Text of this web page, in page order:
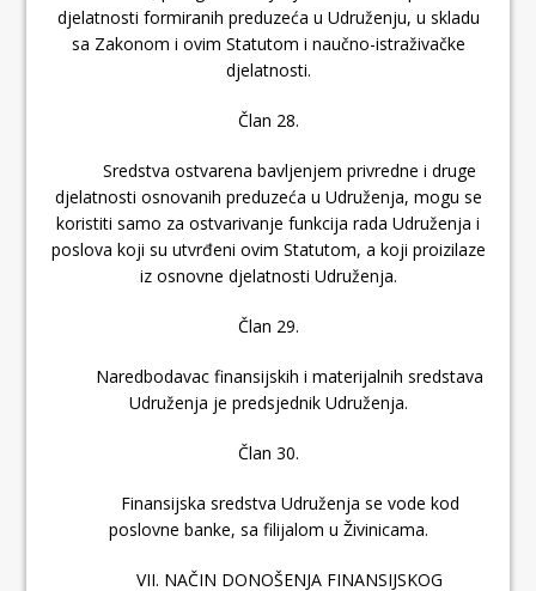
djelatnosti formiranih preduzeća u Udruženju, u skladu
sa Zakonom i ovim Statutom i naučno-istraživačke
djelatnosti.
Član 28.
Sredstva ostvarena bavljenjem privredne i druge
djelatnosti osnovanih preduzeća u Udruženja, mogu se
koristiti samo za ostvarivanje funkcija rada Udruženja i
poslova koji su utvrđeni ovim Statutom, a koji proizilaze
iz osnovne djelatnosti Udruženja.
Član 29.
Naredbodavac finansijskih i materijalnih sredstava
Udruženja je predsjednik Udruženja.
Član 30.
Finansijska sredstva Udruženja se vode kod
poslovne banke, sa filijalom u Živinicama.
VII. NAČIN DONOŠENJA FINANSIJSKOG